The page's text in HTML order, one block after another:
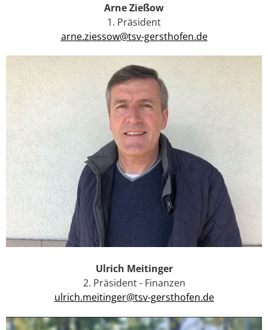
Arne Zießow
1. Präsident
arne.ziessow@tsv-gersthofen.de
Ulrich Meitinger
2. Präsident - Finanzen
ulrich.meitinger@tsv-gersthofen.de